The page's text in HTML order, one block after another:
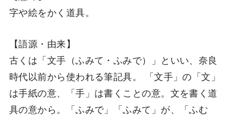
字や絵をかく道具。
【語源・由来】
古くは「文手（ふみて・ふみで）」といい、奈良
時代以前から使われる筆記具。 「文手」の「文」
は手紙の意、「手」は書くことの意。文を書く道
具の意から。「ふみで」「ふみて」が、「ふむ